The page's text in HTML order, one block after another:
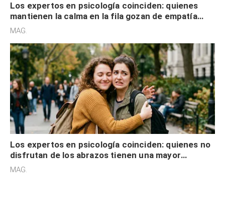
Los expertos en psicología coinciden: quienes
mantienen la calma en la fila gozan de empatía
cognitiva, gratitud y no solo tienen autocontrol
MAG.
Los expertos en psicología coinciden: quienes no
disfrutan de los abrazos tienen una mayor
sensibilidad a los estímulos físicos y no es por
MAG.